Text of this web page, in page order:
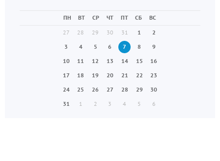
ПН ВТ СР ЧТ ПТ СБ
ВС
27
28 29 30 31 1
2
3
4 5 6 7 8
9
10
11 12 13 14 15
16
17
18 19 20 21 22
23
24
25 26 27 28 29
30
31
1 2 3 4 5 6